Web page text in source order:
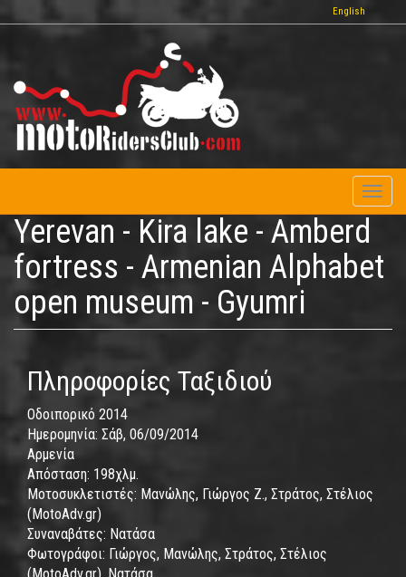
προς
περιεχόμενο
English
Yerevan - Kira lake - Amberd
fortress - Armenian Alphabet
open museum - Gyumri
Πληροφορίες Ταξιδιού
Οδοιπορικό 2014
Ημερομηνία: Σάβ, 06/09/2014
Αρμενία
Απόσταση: 198χλμ.
Μοτοσυκλετιστές: Μανώλης, Γιώργος Ζ., Στράτος, Στέλιος
(MotoAdv.gr)
Συναναβάτες: Νατάσα
Φωτογράφοι: Γιώργος, Μανώλης, Στράτος, Στέλιος